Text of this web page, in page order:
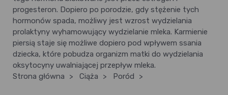
progesteron. Dopiero po porodzie, gdy stężenie tych
hormonów spada, możliwy jest wzrost wydzielania
prolaktyny wyhamowujący wydzielanie mleka. Karmienie
piersią staje się możliwe dopiero pod wpływem ssania
dziecka, które pobudza organizm matki do wydzielania
oksytocyny uwalniającej przepływ mleka.
Strona główna
> Ciąża > Poród >